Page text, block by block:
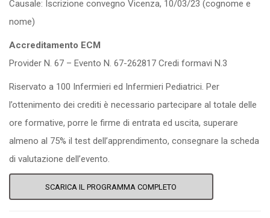
Causale: Iscrizione convegno Vicenza, 10/03/23 (cognome e
nome)
Accreditamento ECM
Provider N. 67 – Evento N. 67-262817 Credi formavi N.3
Riservato a 100 Infermieri ed Infermieri Pediatrici. Per
l’ottenimento dei crediti è necessario partecipare al totale delle
ore formative, porre le firme di entrata ed uscita, superare
almeno al 75% il test dell’apprendimento, consegnare la scheda
di valutazione dell’evento.
SCARICA IL PROGRAMMA COMPLETO